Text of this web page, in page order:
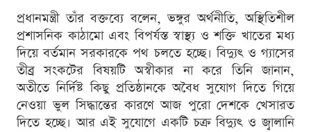
প্রধানমন্ত্রী তাঁর বক্তব্যে বলেন, ভঙ্গুর অর্থনীতি, অস্থিতিশীল
প্রশাসনিক কাঠামো এবং বিপর্যস্ত স্বাস্থ্য ও শক্তি খাতের মধ্য
দিয়ে বর্তমান সরকারকে পথ চলতে হচ্ছে। বিদ্যুৎ ও গ্যাসের
তীব্র সংকটের বিষয়টি অস্বীকার না করে তিনি জানান,
অতীতে নির্দিষ্ট কিছু প্রতিষ্ঠানকে অবৈধ সুযোগ দিতে গিয়ে
নেওয়া ভুল সিদ্ধান্তের কারণে আজ পুরো দেশকে খেসারত
দিতে হচ্ছে। আর এই সুযোগে একটি চক্র বিদ্যুৎ ও জ্বালানি